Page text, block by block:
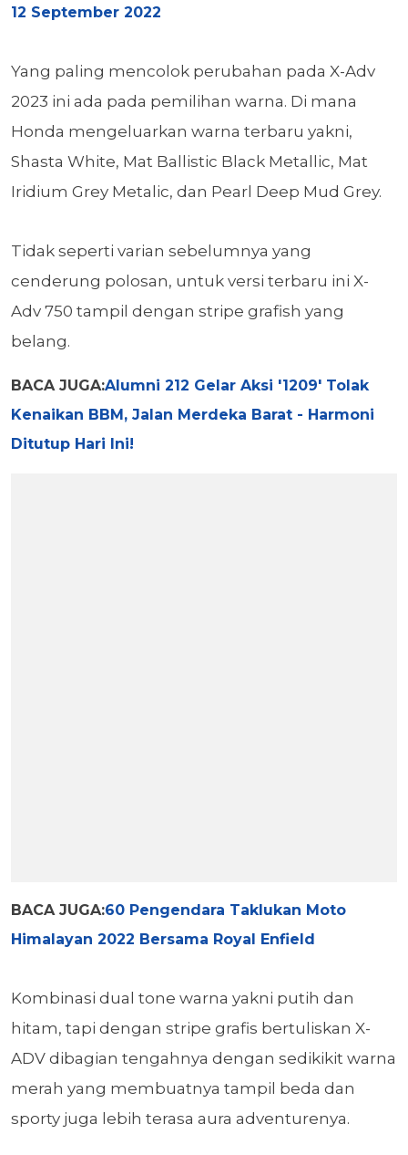
12 September 2022
Yang paling mencolok perubahan pada X-Adv
2023 ini ada pada pemilihan warna. Di mana
Honda mengeluarkan warna terbaru yakni,
Shasta White, Mat Ballistic Black Metallic, Mat
Iridium Grey Metalic, dan Pearl Deep Mud Grey.
Tidak seperti varian sebelumnya yang
cenderung polosan, untuk versi terbaru ini X-
Adv 750 tampil dengan stripe grafish yang
belang.
BACA JUGA:Alumni 212 Gelar Aksi '1209' Tolak
Kenaikan BBM, Jalan Merdeka Barat - Harmoni
Ditutup Hari Ini!
BACA JUGA:60 Pengendara Taklukan Moto
Himalayan 2022 Bersama Royal Enfield
Kombinasi dual tone warna yakni putih dan
hitam, tapi dengan stripe grafis bertuliskan X-
ADV dibagian tengahnya dengan sedikikit warna
merah yang membuatnya tampil beda dan
sporty juga lebih terasa aura adventurenya.